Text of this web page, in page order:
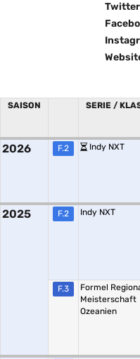
SAISON SERIE /
2026 F.2 Indy NXT
2025 F.2 Indy NXT
F.3
Formel
Meisterschaft
Ozeanien